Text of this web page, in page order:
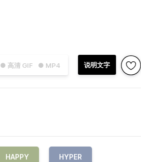
● 高清 GIF ● MP4 说明文字
HAPPY HYPER